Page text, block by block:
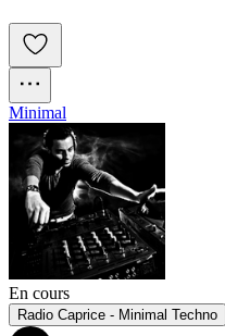
Minimal
En cours
Radio Caprice - Minimal Techno